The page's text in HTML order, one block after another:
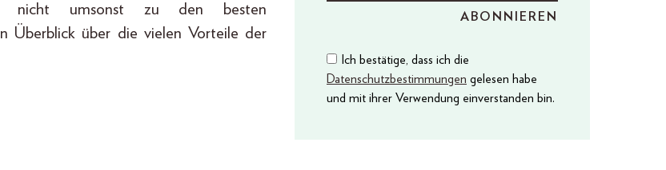
nicht umsonst zu den besten
Überblick über die vielen Vorteile der
Ich bestätige, dass ich die
Datenschutzbestimmungen gelesen habe
und mit ihrer Verwendung einverstanden bin.